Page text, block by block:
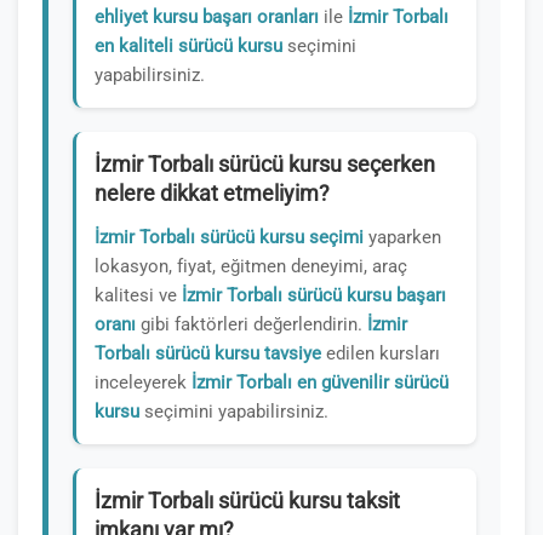
ehliyet kursu başarı oranları ile İzmir Torbalı
en kaliteli sürücü kursu seçimini
yapabilirsiniz.
İzmir Torbalı sürücü kursu seçerken
nelere dikkat etmeliyim?
İzmir Torbalı sürücü kursu seçimi yaparken
lokasyon, fiyat, eğitmen deneyimi, araç
kalitesi ve İzmir Torbalı sürücü kursu başarı
oranı gibi faktörleri değerlendirin. İzmir
Torbalı sürücü kursu tavsiye edilen kursları
inceleyerek İzmir Torbalı en güvenilir sürücü
kursu seçimini yapabilirsiniz.
İzmir Torbalı sürücü kursu taksit
imkanı var mı?